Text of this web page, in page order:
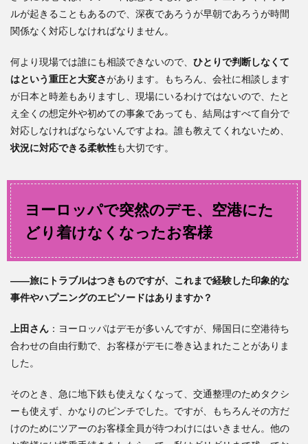
ルが起きることもあるので、深夜であろうが早朝であろうが時間
関係なく対応しなければなりません。
何より現場では誰にも相談できないので、 ひとりで判断しなくて
はという重圧と大変さがあります。もちろん、会社に相談します
が日本と時差もありますし、現場にいるわけではないので、たと
え全くの想定外や初めての事象であっても、結局はすべて自分で
対応しなければならないんですよね。誰も教えてくれないため、
状況に対応できる柔軟性も大切です。
ヨーロッパで突然のデモ、空港にた
どり着けなくなったお客様
――旅にトラブルはつきものですが、これまで経験した印象的な
事件やハプニングのエピソードはありますか？
上田さん ：ヨーロッパはデモが多いんですが、帰国日に空港待ち
合わせの自由行動で、お客様がデモに巻き込まれたことがありま
した。
そのとき、急に地下鉄も使えなくなって、交通整理のためタクシ
ーも使えず、かなりのピンチでした。ですが、もちろんその方だ
けのためにツアーのお客様全員が待つわけにはいきません。他の